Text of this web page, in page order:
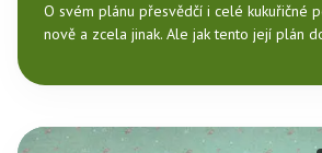
O svém plánu přesvědčí i celé kukuřičné
nově a zcela jinak. Ale jak tento její plán